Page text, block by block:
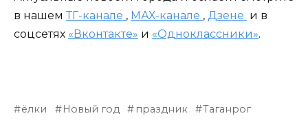
в нашем ТГ-канале , МАХ-канале , Дзене и в
соцсетях «Вконтакте» и «Одноклассники».
ёлки Новый год праздник Таганрог